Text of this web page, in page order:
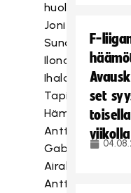
huolto:
Joni
Sundström,
Ilona
Ihalainen,
Tapio
Hämeen-
Anttila,
Gabriel
Airaksinen,
Antti
F-
set
toisella
viikolla